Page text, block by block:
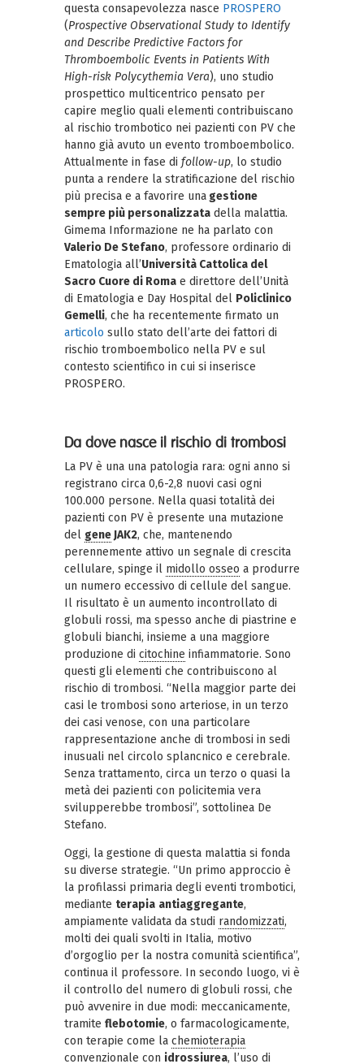
questa consapevolezza nasce PROSPERO
(Prospective Observational Study to Identify
and Describe Predictive Factors for
Thromboembolic Events in Patients With
High-risk Polycythemia Vera), uno studio
prospettico multicentrico pensato per
capire meglio quali elementi contribuiscano
al rischio trombotico nei pazienti con PV che
hanno già avuto un evento tromboembolico.
Attualmente in fase di follow-up, lo studio
punta a rendere la stratificazione del rischio
più precisa e a favorire unagestione
sempre più personalizzata della malattia.
Gimema Informazione ne ha parlato con
Valerio De Stefano, professore ordinario di
Ematologia all’Università Cattolica del
Sacro Cuore di Roma e direttore dell’Unità
di Ematologia e Day Hospital del Policlinico
Gemelli, che ha recentemente firmato un
articolo sullo stato dell’arte dei fattori di
rischio tromboembolico nella PV e sul
contesto scientifico in cui si inserisce
PROSPERO.
Da dove nasce il rischio di trombosi
La PV è una una patologia rara: ogni anno si
registrano circa 0,6-2,8 nuovi casi ogni
100.000 persone. Nella quasi totalità dei
pazienti con PV è presente una mutazione
del geneJAK2, che, mantenendo
perennemente attivo un segnale di crescita
cellulare, spinge il midollo osseo a produrre
un numero eccessivo di cellule del sangue.
Il risultato è un aumento incontrollato di
globuli rossi, ma spesso anche di piastrine e
globuli bianchi, insieme a una maggiore
produzione di citochine infiammatorie. Sono
questi gli elementi che contribuiscono al
rischio di trombosi. “Nella maggior parte dei
casi le trombosi sono arteriose, in un terzo
dei casi venose, con una particolare
rappresentazione anche di trombosi in sedi
inusuali nel circolo splancnico e cerebrale.
Senza trattamento, circa un terzo o quasi la
metà dei pazienti con policitemia vera
svilupperebbe trombosi”, sottolinea De
Stefano.
Oggi, la gestione di questa malattia si fonda
su diverse strategie. “Un primo approccio è
la profilassi primaria degli eventi trombotici,
mediante terapia antiaggregante,
ampiamente validata da studi randomizzati,
molti dei quali svolti in Italia, motivo
d’orgoglio per la nostra comunità scientifica”,
continua il professore. In secondo luogo, vi è
il controllo del numero di globuli rossi, che
può avvenire in due modi: meccanicamente,
tramite flebotomie, o farmacologicamente,
con terapie come la chemioterapia
convenzionale con idrossiurea, l’uso di